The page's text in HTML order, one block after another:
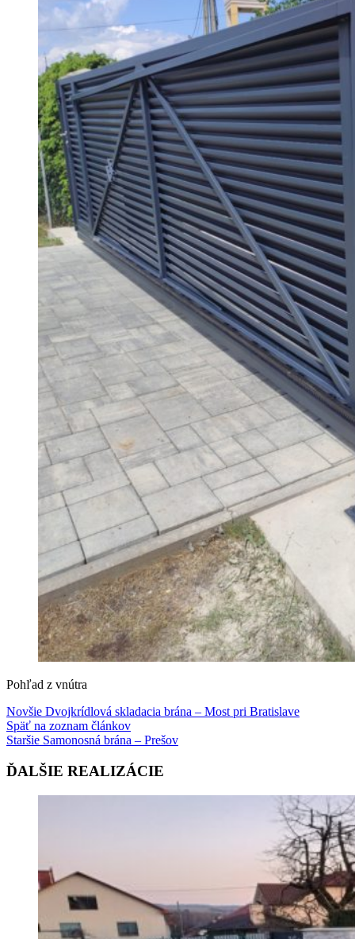
Pohľad z vnútra
Novšie Dvojkrídlová skladacia brána – Most pri Bratislave
Späť na zoznam článkov
Staršie Samonosná brána – Prešov
ĎALŠIE REALIZÁCIE